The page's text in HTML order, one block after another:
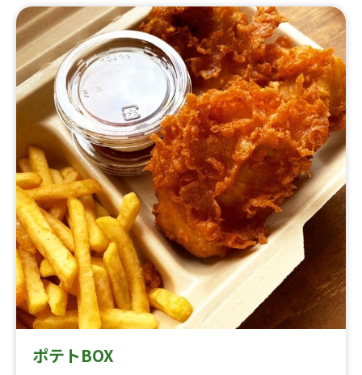
鶏肉、野菜、米は国産にこだわってます。
ポテトBOX